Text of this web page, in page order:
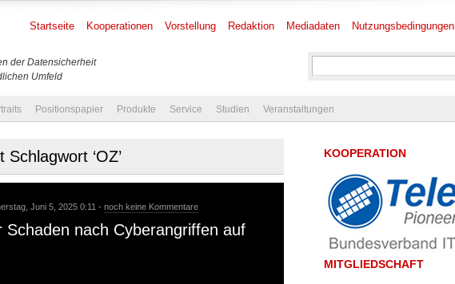
der Datensicherheit
Umfeld
Startseite Kooperationen Vorstellung Redaktion Mediadaten Nutzungsbedingungen
Positionspapier Produkte Service Studien Veranstaltungen
Schlagwort ‘OZ’
Juni 5, 2025 0:11 - noch keine Kommentare
Schaden nach Cyberangriffen auf
KOOPERATION
MITGLIEDSCHAFT